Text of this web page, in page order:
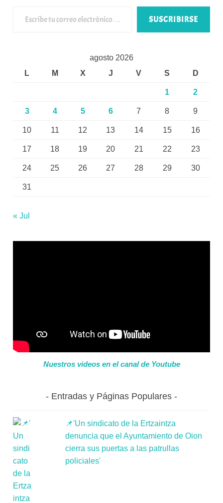
SUSCRIBIRSE
agosto 2026
L
M X J V S D
1 2
3 4 5 6 7 8 9
10 11 12 13 14 15 16
17 18 19 20 21 22 23
24 25 26 27 28 29 30
31
« Jul
Nuestros videos en el canal de Youtube
Entradas y Páginas Populares
📌'Un sindicato de la Ertzaintza
denuncia que el Ayuntamiento de Oion
cierra sus puertas a las patrullas
policiales'